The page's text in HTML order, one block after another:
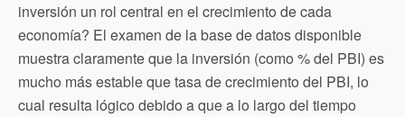
inversión un rol central en el crecimiento de cada
economía? El examen de la base de datos disponible
muestra claramente que la inversión (como % del PBI) es
mucho más estable que tasa de crecimiento del PBI, lo
cual resulta lógico debido a que a lo largo del tiempo